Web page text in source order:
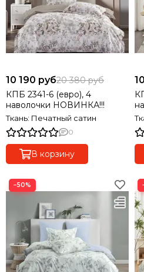
10 190 руб20 380 руб
КПБ 2341-6 (евро), 4
наволочки НОВИНКА!!!
Ткань: Печатный сатин
0
В корзину
−50%